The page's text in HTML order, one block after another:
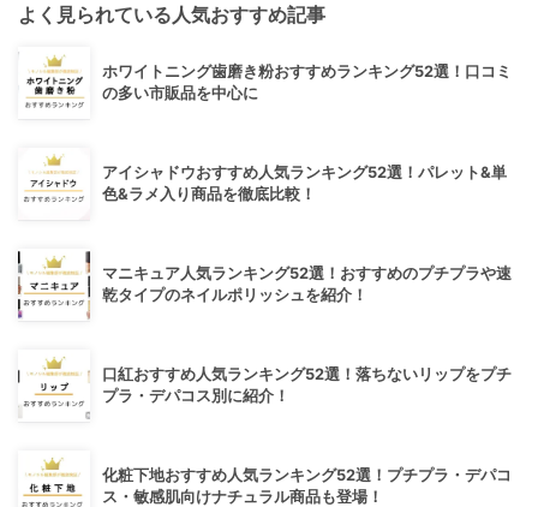
よく見られている人気おすすめ記事
ホワイトニング歯磨き粉おすすめランキング52選！口コミ
の多い市販品を中心に
アイシャドウおすすめ人気ランキング52選！パレット&単
色&ラメ入り商品を徹底比較！
マニキュア人気ランキング52選！おすすめのプチプラや速
乾タイプのネイルポリッシュを紹介！
口紅おすすめ人気ランキング52選！落ちないリップをプチ
プラ・デパコス別に紹介！
化粧下地おすすめ人気ランキング52選！プチプラ・デパコ
ス・敏感肌向けナチュラル商品も登場！